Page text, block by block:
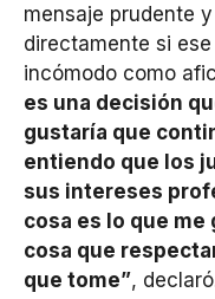
mensaje prudente
directamente si
incómodo como
es una decisión
gustaría que
entiendo que los
sus intereses
cosa es lo que me
cosa que
que tome”,